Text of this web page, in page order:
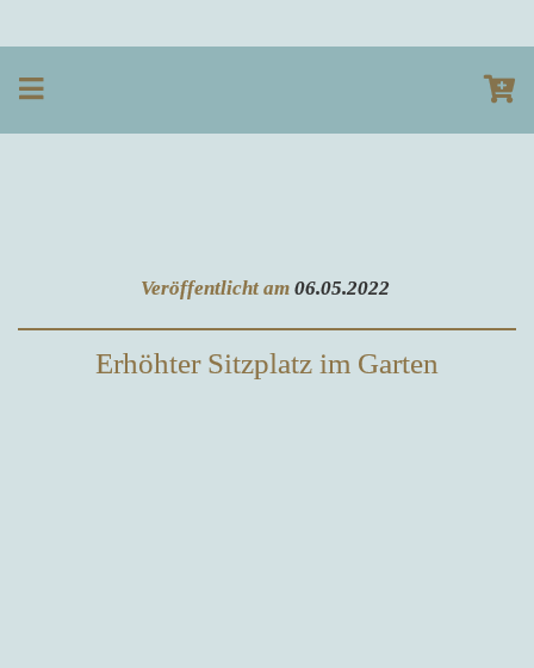
Veröffentlicht am 06.05.2022
Erhöhter Sitzplatz im Garten